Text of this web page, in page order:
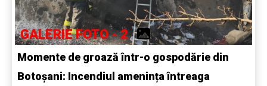
GALERIE FOTO - 2
Momente de groază într-o gospodărie din
Botoșani: Incendiul amenința întreaga